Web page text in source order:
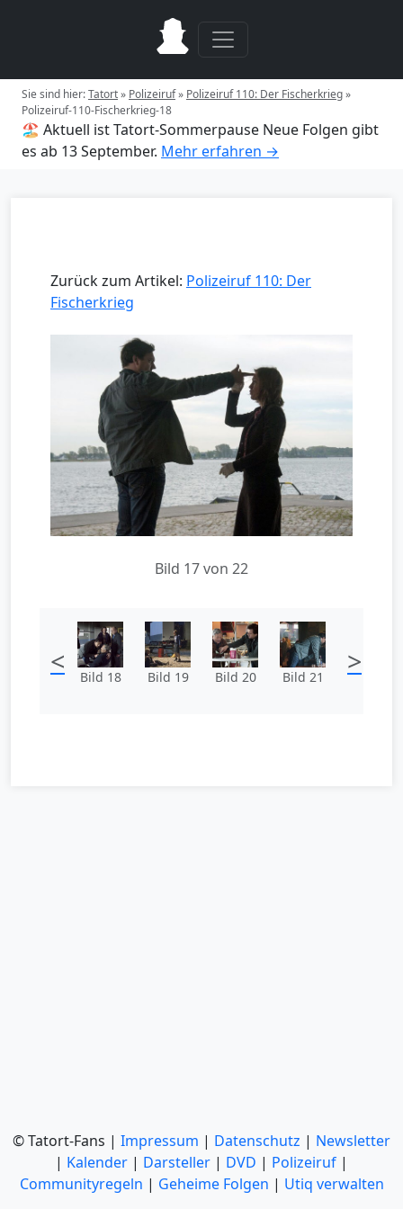
Sie sind hier:Tatort» Polizeiruf» Polizeiruf 110: Der Fischerkrieg»
Polizeiruf-110-Fischerkrieg-18
🏖️ Aktuell ist Tatort-Sommerpause Neue Folgen gibt
es ab 13 September. Mehr erfahren →
Zurück zum Artikel: Polizeiruf 110: Der
Fischerkrieg
Bild 17 von 22
< Bild 18 Bild 19 Bild 20 Bild 21 >
© Tatort-Fans | Impressum | Datenschutz | Newsletter
| Kalender | Darsteller | DVD | Polizeiruf |
Communityregeln | Geheime Folgen | Utiq verwalten